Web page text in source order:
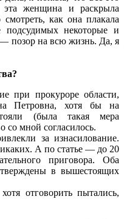
эта женщина и раскрыла
как она плакала
подсудимых некоторые и
— позор на всю жизнь. Да, я
при прокуроре области,
Петровна, хотя бы на
(была такая мера
со мной согласилось.
за изнасилование.
А по статье — до 20
приговора. Оба
в вышестоящих
отговорить пытались,